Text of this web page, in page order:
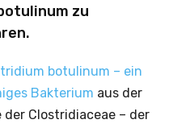
zu
botulinum – ein
Bakterium aus der
Clostridiaceae – der